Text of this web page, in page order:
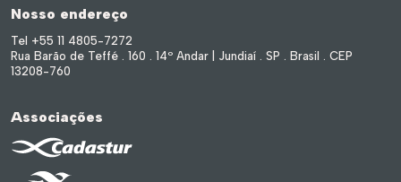
Nosso endereço
Tel +55 11 4805-7272
Rua Barão de Teffé . 160 . 14º Andar | Jundiaí . SP . Brasil . CEP
13208-760
Associações